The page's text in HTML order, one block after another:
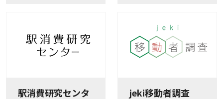
駅消費研究センタ
jeki移動者調査